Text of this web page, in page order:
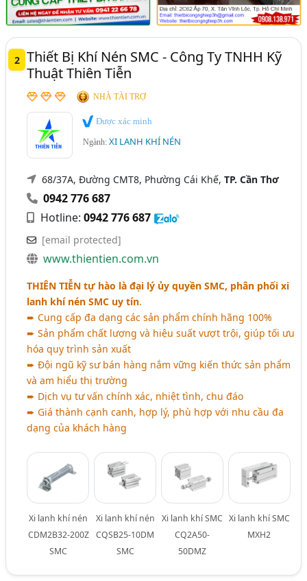
2 Thiết Bị Khí Nén SMC - Công Ty TNHH Kỹ
Thuật Thiên Tiễn
NHÀ TÀI TRỢ
Được xác minh
Ngành:XI LANH KHÍ NÉN
68/37A, Đường CMT8, Phường Cái Khế,TP. Cần Thơ
0942 776 687
Hotline:0942 776 687
[email protected]
www.thientien.com.vn
THIÊN TIỄN tự hào là đại lý ủy quyền SMC, phân phối xi
lanh khí nén SMC uy tín.
➨ Cung cấp đa dạng các sản phẩm chính hãng 100%
➨ Sản phẩm chất lượng và hiệu suất vượt trội, giúp tối ưu
hóa quy trình sản xuất
➨ Đội ngũ kỹ sư bán hàng nắm vững kiến thức sản phẩm
và am hiểu thị trường
➨ Dịch vụ tư vấn chính xác, nhiệt tình, chu đáo
➨ Giá thành cạnh canh, hợp lý, phù hợp với nhu cầu đa
dạng của khách hàng
Xi lanh khí nén
CDM2B32-200Z
SMC
Xi lanh khí nén
CQSB25-10DM
SMC
Xi lanh khí SMC
CQ2A50-
50DMZ
Xi lanh khí SMC
MXH2